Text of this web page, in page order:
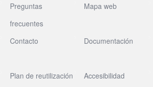
Preguntas
frecuentes
Mapa web
Contacto Documentación
Plan de reutilización
Accesibilidad